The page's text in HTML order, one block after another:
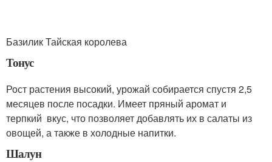
Базилик Тайская королева
Тонус
Рост растения высокий, урожай собирается спустя 2,5
месяцев после посадки. Имеет пряный аромат и
терпкий вкус, что позволяет добавлять их в салаты из
овощей, а также в холодные напитки.
Шалун